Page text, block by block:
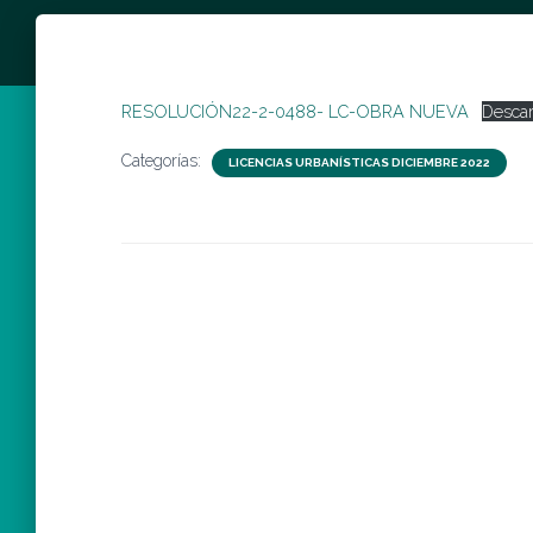
RESOLUCIÓN22-2-0488- LC-OBRA NUEVA
Categorías: LICENCIAS URBANÍSTICAS DICIEMBRE 2022